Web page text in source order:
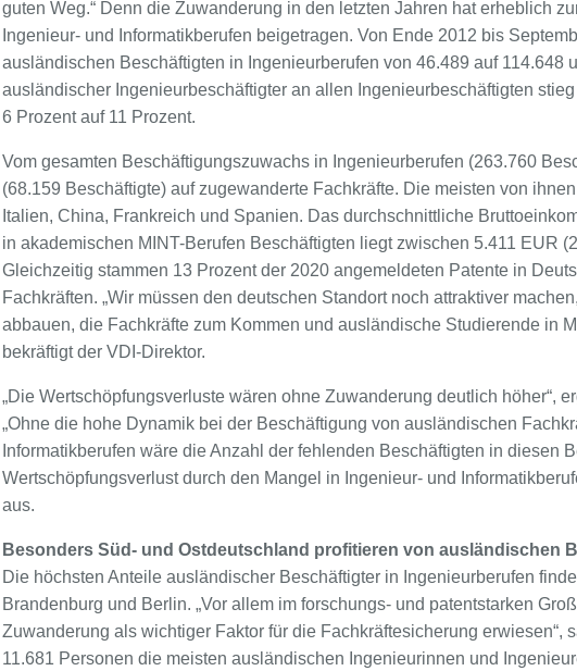
guten Weg.“ Denn die Zuwanderung in den letzten Jahren hat erheblich
Ingenieur- und Informatikberufen beigetragen. Von Ende 2012 bis
ausländischen Beschäftigten in Ingenieurberufen von 46.489 auf 114.648
ausländischer Ingenieurbeschäftigter an allen Ingenieurbeschäftigten
6 Prozent auf 11 Prozent.
Vom gesamten Beschäftigungszuwachs in Ingenieurberufen (263.760
(68.159 Beschäftigte) auf zugewanderte Fachkräfte. Die meisten von
Italien, China, Frankreich und Spanien. Das durchschnittliche
in akademischen MINT-Berufen Beschäftigten liegt zwischen 5.411 EUR
Gleichzeitig stammen 13 Prozent der 2020 angemeldeten Patente in
Fachkräften. „Wir müssen den deutschen Standort noch attraktiver
abbauen, die Fachkräfte zum Kommen und ausländische Studierende in
bekräftigt der VDI-Direktor.
„Die Wertschöpfungsverluste wären ohne Zuwanderung deutlich höher“,
„Ohne die hohe Dynamik bei der Beschäftigung von ausländischen
Informatikberufen wäre die Anzahl der fehlenden Beschäftigten in diesen
Wertschöpfungsverlust durch den Mangel in Ingenieur- und
aus.
Besonders Süd- und Ostdeutschland profitieren von ausländischen
Die höchsten Anteile ausländischer Beschäftigter in Ingenieurberufen
Brandenburg und Berlin. „Vor allem im forschungs- und patentstarken
Zuwanderung als wichtiger Faktor für die Fachkräftesicherung erwiesen“,
11.681 Personen die meisten ausländischen Ingenieurinnen und